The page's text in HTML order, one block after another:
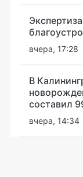
вчера, 17:28
В
составил
вчера, 14:34